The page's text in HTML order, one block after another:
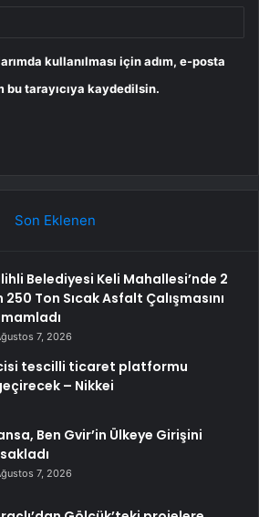
kullanılması için adım, e-posta
bu tarayıcıya kaydedilsin.
Son Eklenen
Belediyesi Keli Mahallesi’nde 2
250 Ton Sıcak Asfalt Çalışmasını
7, 2026
tescilli ticaret platformu
– Nikkei
Ben Gvir’in Ülkeye Girişini
7, 2026